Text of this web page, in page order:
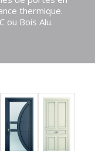
thermique.
ou Bois Alu.